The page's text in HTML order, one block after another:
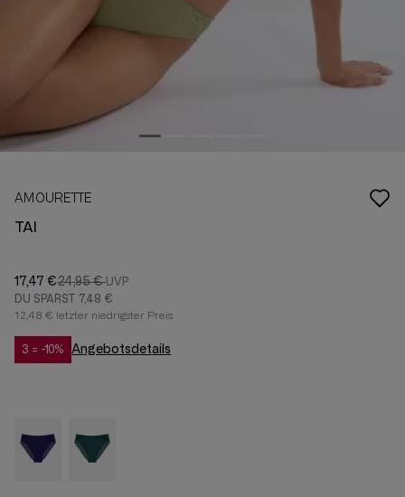
AMOURETTE
TAI
17,47 €24,95 €
DU SPARST 7,48 €
12,48 € letzter niedrigster Preis
3 = -10% Angebotsdetails